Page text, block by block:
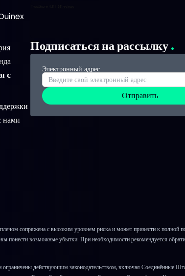
с
нами
Подписаться на рассылку
Электронный адрес
Отправить
сопряжена с высоким уровнем риска и может привести к полной
понести возможные убытки. При необходимости рекомендуется
ограничены действующим законодательством, включая Соединённые